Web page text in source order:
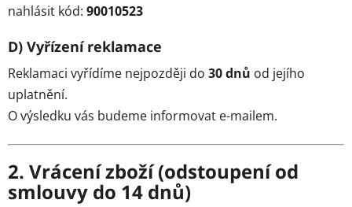
nahlásit kód: 90010523
D) Vyřízení reklamace
Reklamaci vyřídíme nejpozději do 30 dnů od jejího
uplatnění.
O výsledku vás budeme informovat e-mailem.
2. Vrácení zboží (odstoupení od
smlouvy do 14 dnů)